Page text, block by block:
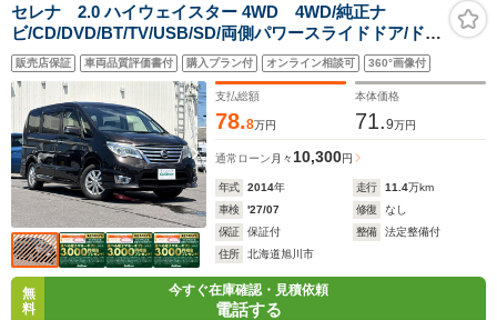
セレナ 2.0 ハイウェイスター 4WD 4WD/純正ナ
ビ/CD/DVD/BT/TV/USB/SD/両側パワースライドドア/ドラ
イブレコーダー/エマージェンシーブレーキ/踏み間違い防
止機能/革巻きステアリング/ステアリングスイッチ
販売店保証 車両品質評価書付 購入プラン付 オンライン相談可 360°画像付
支払総額
78.8万円
本体価格
71.9万円
通常ローン 月々 10,300円
年式 2014年 走行 11.4万km
車検
'27/07 修復
なし
保証
保証付 整備
法定整備付
住所
北海道旭川市
無
料
今すぐ在庫確認・見積依頼
電話する